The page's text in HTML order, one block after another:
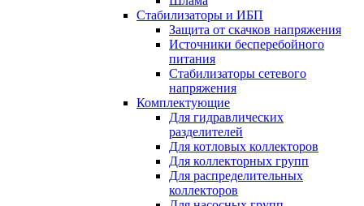
Стабилизаторы и ИБП
Защита от скачков напряжения
Источники бесперебойного
питания
Стабилизаторы сетевого
напряжения
Комплектующие
Для гидравлических
разделителей
Для котловых коллекторов
Для коллекторных групп
Для распределительных
коллекторов